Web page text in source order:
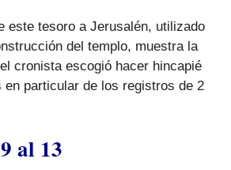
este tesoro a Jerusalén, utilizado
del templo, muestra la
cronista escogió hacer hincapié
en particular de los registros de 2
al 13